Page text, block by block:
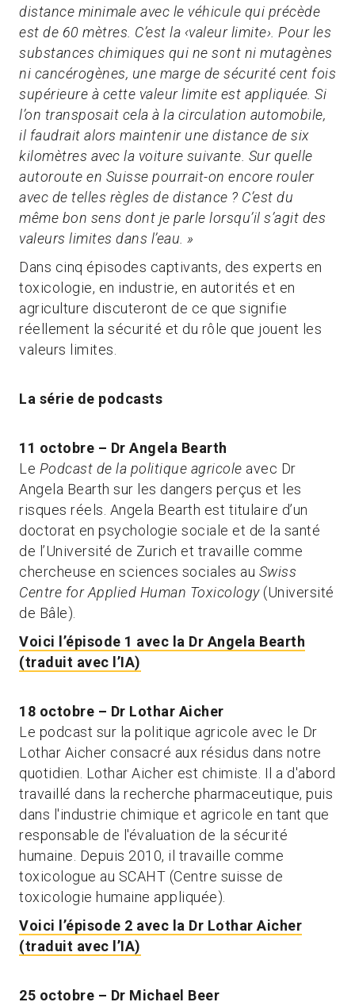
distance minimale avec le véhicule qui précède
est de 60 mètres. C’est la ‹valeur limite›. Pour les
substances chimiques qui ne sont ni mutagènes
ni cancérogènes, une marge de sécurité cent fois
supérieure à cette valeur limite est appliquée. Si
l’on transposait cela à la circulation automobile,
il faudrait alors maintenir une distance de six
kilomètres avec la voiture suivante. Sur quelle
autoroute en Suisse pourrait-on encore rouler
avec de telles règles de distance ? C’est du
même bon sens dont je parle lorsqu’il s’agit des
valeurs limites dans l’eau. »
Dans cinq épisodes captivants, des experts en
toxicologie, en industrie, en autorités et en
agriculture discuteront de ce que signifie
réellement la sécurité et du rôle que jouent les
valeurs limites.
La série de podcasts
11 octobre – Dr Angela Bearth
Le Podcast de la politique agricole avec Dr
Angela Bearth sur les dangers perçus et les
risques réels. Angela Bearth est titulaire d’un
doctorat en psychologie sociale et de la santé
de l’Université de Zurich et travaille comme
chercheuse en sciences sociales au Swiss
Centre for Applied Human Toxicology(Université
de Bâle).
Voici l’épisode 1 avec la Dr Angela Bearth
(traduit avec l’IA)
18 octobre – Dr Lothar Aicher
Le podcast sur la politique agricole avec le Dr
Lothar Aicher consacré aux résidus dans notre
quotidien. Lothar Aicher est chimiste. Il a d'abord
travaillé dans la recherche pharmaceutique, puis
dans l'industrie chimique et agricole en tant que
responsable de l'évaluation de la sécurité
humaine. Depuis 2010, il travaille comme
toxicologue au SCAHT (Centre suisse de
toxicologie humaine appliquée).
Voici l’épisode 2 avec la Dr Lothar Aicher
(traduit avec l’IA)
25 octobre – Dr Michael Beer